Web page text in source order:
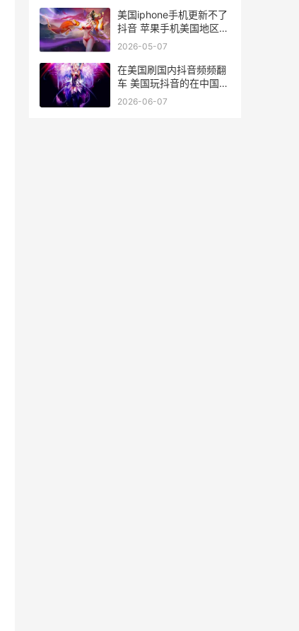
美国iphone手机更新不了
抖音 苹果手机美国地区改
中国地区点哪个
2026-05-07
在美国刷国内抖音频频翻
车 美国玩抖音的在中国能
不能看到
2026-06-07